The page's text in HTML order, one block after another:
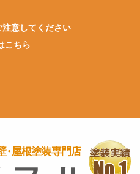
意してください
こちら